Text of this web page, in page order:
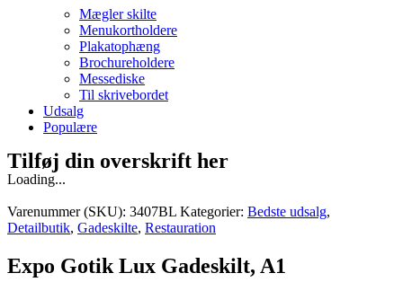
Mægler skilte
Menukortholdere
Plakatophæng
Brochureholdere
Messediske
Til skrivebordet
Udsalg
Populære
Tilføj din overskrift her
Loading...
Varenummer (SKU): 3407BL Kategorier: Bedste udsalg,
Detailbutik, Gadeskilte, Restauration
Expo Gotik Lux Gadeskilt, A1